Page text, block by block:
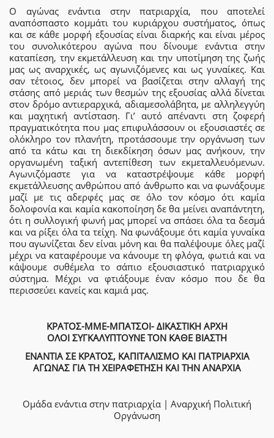
Ο αγώνας ενάντια στην πατριαρχία, που αποτελεί
αναπόσπαστο κομμάτι του κυριάρχου συστήματος, όπως
και σε κάθε μορφή εξουσίας είναι διαρκής και είναι μέρος
του συνολικότερου αγώνα που δίνουμε ενάντια στην
καταπίεση, την εκμετάλλευση και την υποτίμηση της ζωής
μας ως αναρχικές, ως αγωνιζόμενες και ως γυναίκες. Και
σαν τέτοιος, δεν μπορεί να βασίζεται στην αλλαγή της
στάσης από μεριάς των θεσμών της εξουσίας αλλά δίνεται
στον δρόμο αντιεραρχικά, αδιαμεσολάβητα, με αλληλεγγύη
και μαχητική αντίσταση. Γι’ αυτό απέναντι στη ζοφερή
πραγματικότητα που μας επιφυλάσσουν οι εξουσιαστές σε
ολόκληρο τον πλανήτη, προτάσσουμε την οργάνωση των
από τα κάτω και τη διεκδίκηση όσων μας ανήκουν, την
οργανωμένη ταξική αντεπίθεση των εκμεταλλευόμενων.
Αγωνιζόμαστε για να καταστρέψουμε κάθε μορφή
εκμετάλλευσης ανθρώπου από άνθρωπο και να φωνάξουμε
μαζί με τις αδερφές μας σε όλο τον κόσμο ότι καμία
δολοφονία και καμία κακοποίηση δε θα μείνει αναπάντητη,
ότι η συλλογική φωνή μας μπορεί να σπάσει όλα τα δεσμά
και να ρίξει όλα τα τείχη. Να φωνάξουμε ότι καμία γυναίκα
που αγωνίζεται δεν είναι μόνη και θα παλέψουμε όλες μαζί
μέχρι να καταφέρουμε να κάνουμε τη φλόγα, φωτιά και να
κάψουμε συθέμελα το σάπιο εξουσιαστικό πατριαρχικό
σύστημα. Μέχρι να φτιάξουμε έναν κόσμο που δε θα
περισσεύει κανείς και καμιά μας.
ΚΡΑΤΟΣ-ΜΜΕ-ΜΠΑΤΣΟΙ- ΔΙΚΑΣΤΙΚΗ ΑΡΧΗ
ΟΛΟΙ ΣΥΓΚΑΛΥΠΤΟΥΝΕ ΤΟΝ ΚΑΘΕ ΒΙΑΣΤΗ
ΕΝΑΝΤΙΑ ΣΕ ΚΡΑΤΟΣ, ΚΑΠΙΤΑΛΙΣΜΟ ΚΑΙ ΠΑΤΡΙΑΡΧΙΑ
ΑΓΩΝΑΣ ΓΙΑ ΤΗ ΧΕΙΡΑΦΕΤΗΣΗ ΚΑΙ ΤΗΝ ΑΝΑΡΧΙΑ
Ομάδα ενάντια στην πατριαρχία | Αναρχική Πολιτική
Οργάνωση